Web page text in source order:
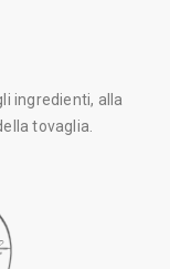
ingredienti, alla
tovaglia.